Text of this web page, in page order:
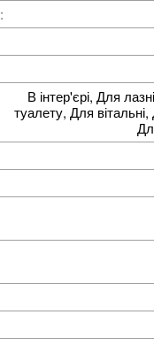
:
В інтер'єрі, Для
туалету, Для